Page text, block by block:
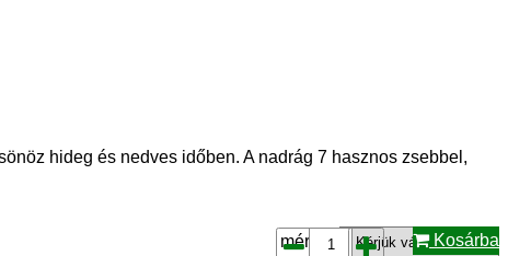
hideg és nedves időben. A nadrág 7 hasznos zsebbel,
méret*: Kosárba